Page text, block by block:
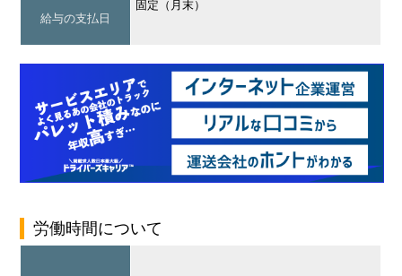
給与の支払日
固定（月末）
労働時間について